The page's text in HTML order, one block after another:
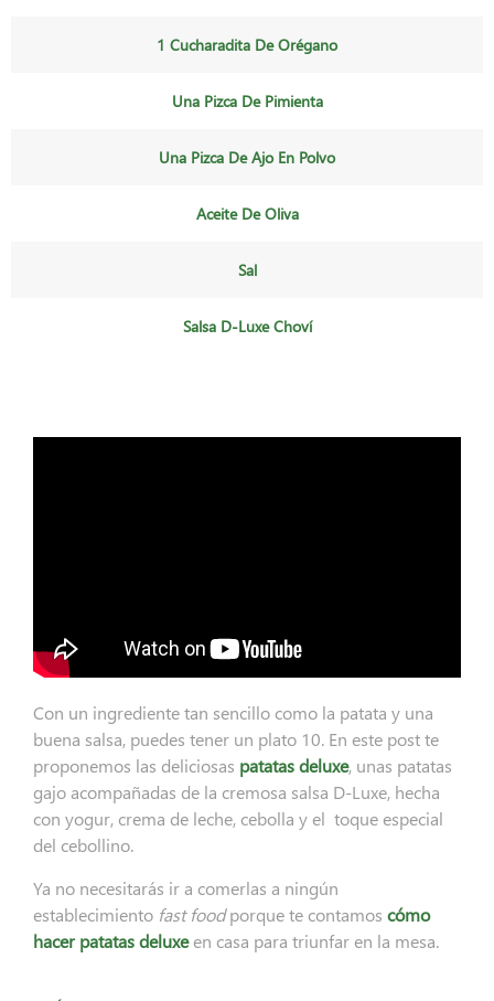
1 Cucharadita De Orégano
Una Pizca De Pimienta
Una Pizca De Ajo En Polvo
Aceite De Oliva
Sal
Salsa D-Luxe Choví
Con un ingrediente tan sencillo como la patata y una
buena salsa, puedes tener un plato 10. En este post te
proponemos las deliciosas patatas deluxe, unas patatas
gajo acompañadas de la cremosa salsa D-Luxe, hecha
con yogur, crema de leche, cebolla y el toque especial
del cebollino.
Ya no necesitarás ir a comerlas a ningún
establecimiento fast foodporque te contamos cómo
hacer patatas deluxeen casa para triunfar en la mesa.